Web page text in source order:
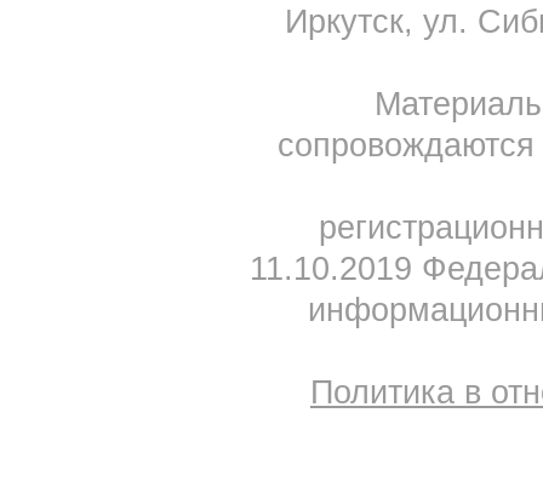
Иркутск, ул.
11.10.2019
Политика в